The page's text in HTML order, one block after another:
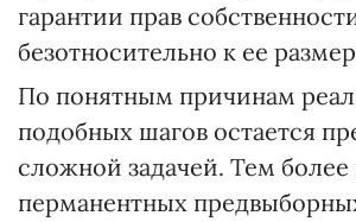
гарантии прав
безотносительно к ее
По понятным причинам
подобных шагов остается
сложной задачей. Тем более
перманентных